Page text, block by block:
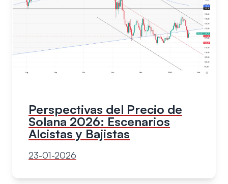
Perspectivas del Precio de
Solana 2026: Escenarios
Alcistas y Bajistas
23-01-2026